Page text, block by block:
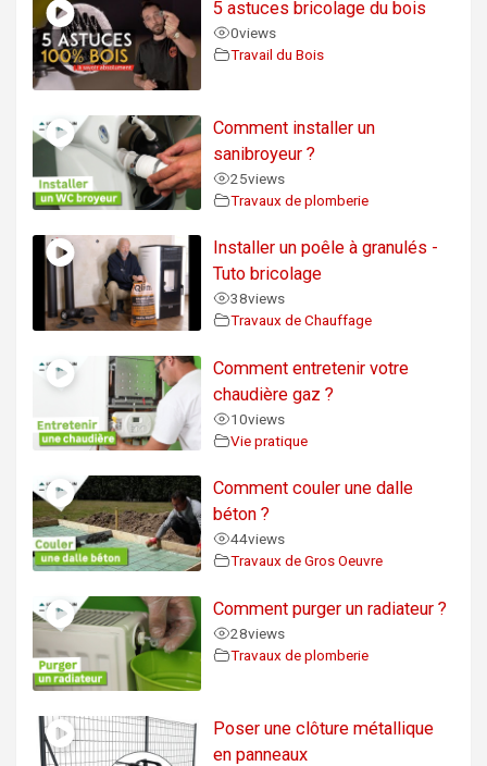
5 astuces bricolage du bois
0views
Travail du Bois
Comment installer un
sanibroyeur ?
25views
Travaux de plomberie
Installer un poêle à granulés -
Tuto bricolage
38views
Travaux de Chauffage
Comment entretenir votre
chaudière gaz ?
10views
Vie pratique
Comment couler une dalle
béton ?
44views
Travaux de Gros Oeuvre
Comment purger un radiateur ?
28views
Travaux de plomberie
Poser une clôture métallique
en panneaux